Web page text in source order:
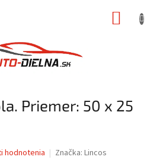
Priemer: 50 x 25
hodnotenia Značka: Lincos